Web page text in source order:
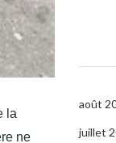
la
ne
août
juillet